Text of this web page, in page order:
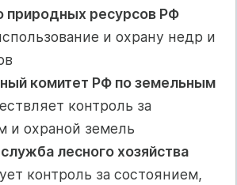
природных ресурсов РФ
и охрану недр и
комитет РФ по земельным
контроль за
и охраной земель
лесного хозяйства
контроль за состоянием,